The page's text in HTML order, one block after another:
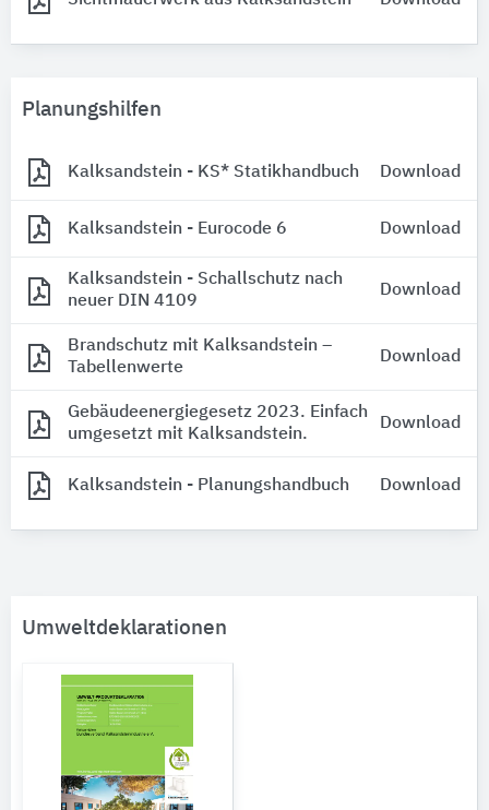
Planungshilfen
Kalksandstein - KS* Statikhandbuch Download
Kalksandstein - Eurocode 6 Download
Kalksandstein - Schallschutz nach
neuer DIN 4109
Download
Brandschutz mit Kalksandstein –
Tabellenwerte
Download
Gebäudeenergiegesetz 2023. Einfach
umgesetzt mit Kalksandstein.
Download
Kalksandstein - Planungshandbuch Download
Umweltdeklarationen